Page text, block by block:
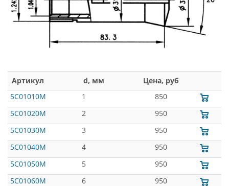
Артикул d, мм
Цена, руб
5C01010M
1
850
5C01020M
2
950
5C01030M
3
950
5C01040M
4
950
5C01050M
5
950
5C01060M
6
950